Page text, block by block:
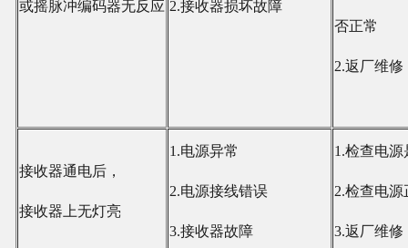
或摇脉冲编码器无反应 2.接收器损坏故障
否正常
2.返厂维修
接收器通电后，
接收器上无灯亮
1.电源异常
2.电源接线错误
3.接收器故障
1.检查电
2.检查电
3.返厂维修